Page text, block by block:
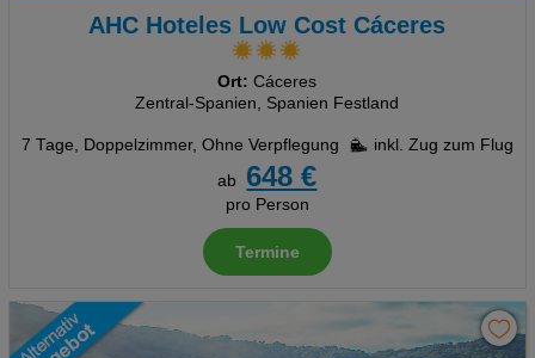
AHC Hoteles Low Cost Cáceres
Ort: Cáceres
Zentral-Spanien, Spanien Festland
7 Tage, Doppelzimmer, Ohne Verpflegung
inkl. Zug zum Flug
ab
648 €
pro Person
Termine